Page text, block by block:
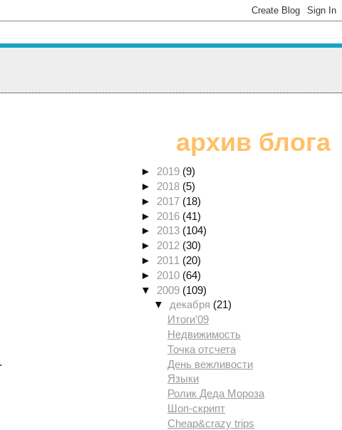
архив блога
► 2019 (9)
► 2018 (5)
► 2017 (18)
► 2016 (41)
► 2013 (104)
► 2012 (30)
► 2011 (20)
► 2010 (64)
▼ 2009 (109)
▼ декабря (21)
Итоги'09
Недвижимость
Точка отсчета
День вежливости
Языки
Ролик Деда Мороза
Шоп-скрипт
Cheap&crazy trips